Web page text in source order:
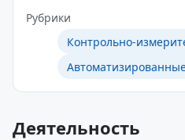
Рубрики
Контрольно-
Деятельность